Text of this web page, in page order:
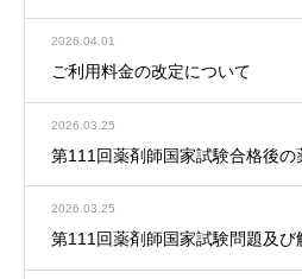
2026.04.01
ご利用料金の改定について
2026.03.25
第111回薬剤師国家試験合格後
2026.03.25
第111回薬剤師国家試験問題及び